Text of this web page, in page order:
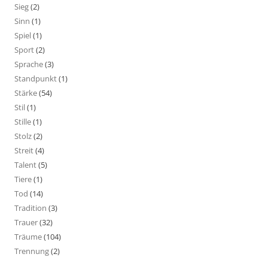
Sieg(2)
Sinn (1)
Spiel(1)
Sport(2)
Sprache(3)
Standpunkt(1)
Stärke(54)
Stil(1)
Stille(1)
Stolz(2)
Streit(4)
Talent(5)
Tiere(1)
Tod (14)
Tradition (3)
Trauer(32)
Träume(104)
Trennung(2)